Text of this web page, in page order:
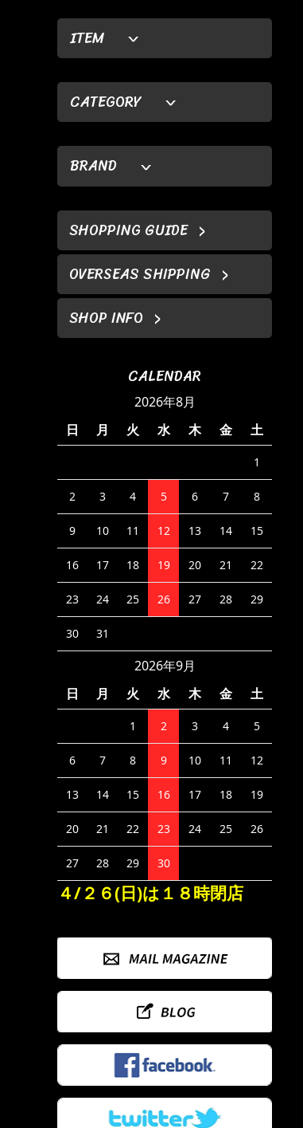
ITEM
CATEGORY
BRAND
SHOPPING GUIDE
OVERSEAS SHIPPING
SHOP INFO
CALENDAR
2026年8月
日
月 火 水 木 金 土
1
2 3 4 5 6 7 8
9 10 11 12 13 14 15
16 17 18 19 20 21 22
23 24 25 26 27 28 29
30 31
2026年9月
日
月 火 水 木 金 土
1 2 3 4 5
6 7 8 9 10 11 12
13 14 15 16 17 18 19
20 21 22 23 24 25 26
27 28 29 30
４/２６(日)は１８時閉店